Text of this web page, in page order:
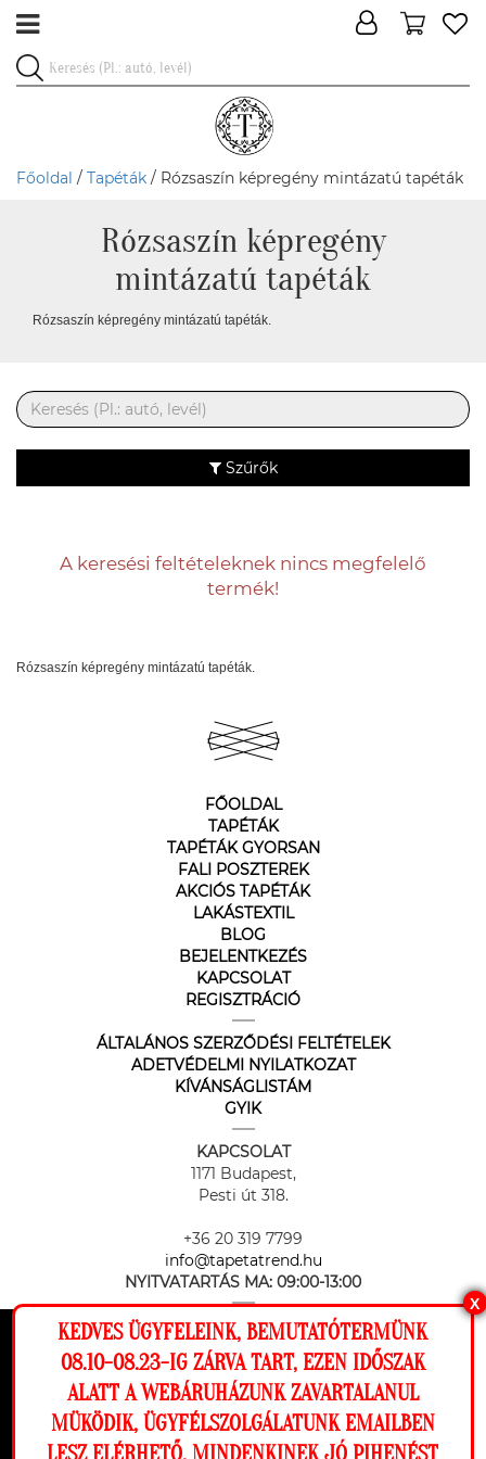
Ez a weboldal cookie-kat használ, hogy a
lehető legjobb élményt nyújtsa honlapunkon.
Beállítások
Főoldal / Tapéták / Rózsaszín képregény mintázatú tapéták
Rózsaszín képregény
mintázatú tapéták
Rózsaszín képregény mintázatú tapéták.
Szűrők
A keresési feltételeknek nincs megfelelő
termék!
Rózsaszín képregény mintázatú tapéták.
FŐOLDAL
TAPÉTÁK
TAPÉTÁK GYORSAN
FALI POSZTEREK
AKCIÓS TAPÉTÁK
LAKÁSTEXTIL
BLOG
BEJELENTKEZÉS
KAPCSOLAT
REGISZTRÁCIÓ
ÁLTALÁNOS SZERZŐDÉSI FELTÉTELEK
ADETVÉDELMI NYILATKOZAT
KÍVÁNSÁGLISTÁM
GYIK
KAPCSOLAT
1171 Budapest,
Pesti út 318.
+36 20 319 7799
info@tapetatrend.hu
NYITVATARTÁS MA: 09:00-13:00
Az online fizetést a Barion Payment Zrt. biztosítja, MNB engedély
száma: H-EN-I-1064/2013
X
KEDVES ÜGYFELEINK, BEMUTATÓTERMÜNK
08.10-08.23-IG ZÁRVA TART, EZEN IDŐSZAK
ALATT A WEBÁRUHÁZUNK ZAVARTALANUL
MÜKÖDIK, ÜGYFÉLSZOLGÁLATUNK EMAILBEN